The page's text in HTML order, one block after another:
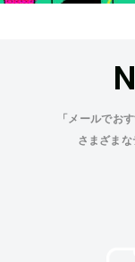
「メールでお
さまざま